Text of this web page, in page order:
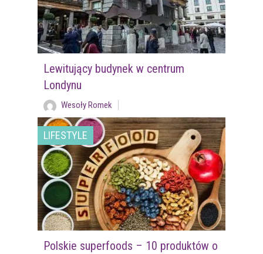
Lewitujący budynek w centrum
Londynu
Wesoły Romek
LIFESTYLE
Polskie superfoods – 10 produktów o